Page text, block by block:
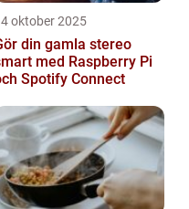
oktober 2025
din gamla stereo
med Raspberry Pi
Spotify Connect